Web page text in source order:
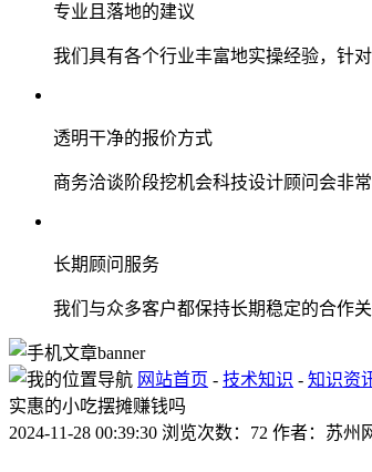
专业且落地的建议
我们具有各个行业丰富地实操经验，针
透明干净的报价方式
商务洽谈阶段挖机会科技设计顾问会非
长期顾问服务
我们与众多客户都保持长期稳定的合作
网站首页 - 技术知识 - 知识资
实惠的小吃摆摊赚钱吗
2024-11-28 00:39:30 浏览次数：72 作者：苏州